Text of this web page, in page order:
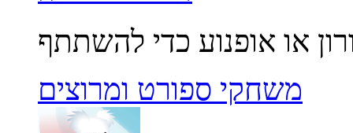
משחקי ספורט ומרוצים